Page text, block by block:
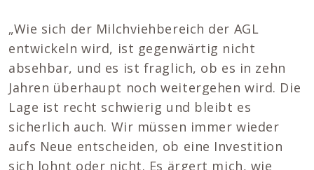
„Wie sich der Milchviehbereich der AGL
entwickeln wird, ist gegenwärtig nicht
absehbar, und es ist fraglich, ob es in zehn
Jahren überhaupt noch weitergehen wird. Die
Lage ist recht schwierig und bleibt es
sicherlich auch. Wir müssen immer wieder
aufs Neue entscheiden, ob eine Investition
sich lohnt oder nicht. Es ärgert mich, wie